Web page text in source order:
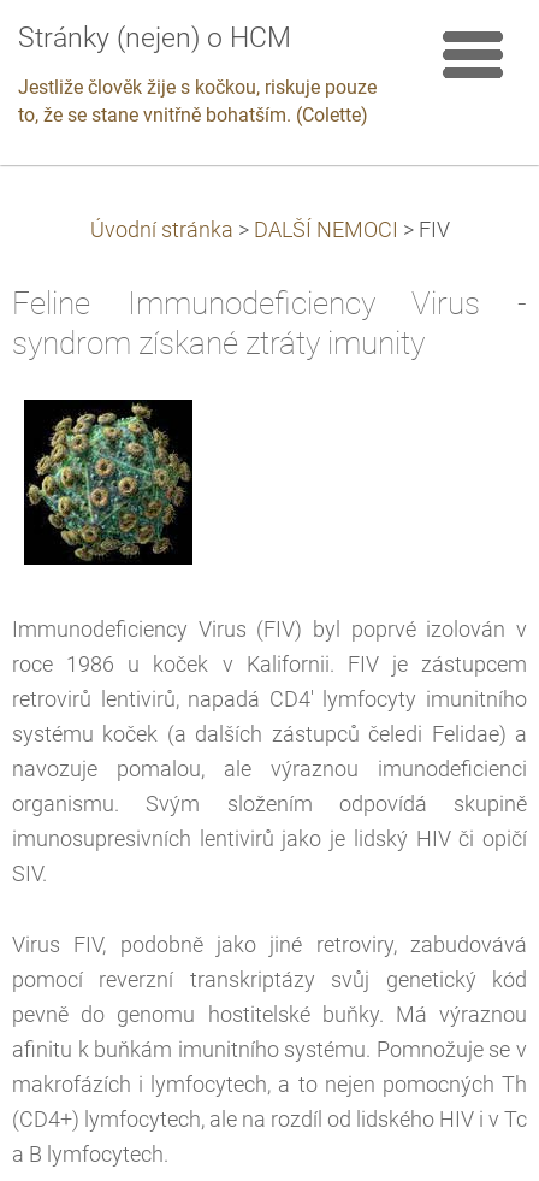
Stránky (nejen) o HCM
Jestliže člověk žije s kočkou, riskuje pouze
to, že se stane vnitřně bohatším. (Colette)
Úvodní stránka > DALŠÍ NEMOCI > FIV
Feline Immunodeficiency Virus -
syndrom získané ztráty imunity
Immunodeficiency Virus (FIV) byl poprvé izolován v
roce 1986 u koček v Kalifornii. FIV je zástupcem
retrovirů lentivirů, napadá CD4' lymfocyty imunitního
systému koček (a dalších zástupců čeledi Felidae) a
navozuje pomalou, ale výraznou imunodeficienci
organismu. Svým složením odpovídá skupině
imunosupresivních lentivirů jako je lidský HIV či opičí
SIV.
Virus FIV, podobně jako jiné retroviry, zabudovává
pomocí reverzní transkriptázy svůj genetický kód
pevně do genomu hostitelské buňky. Má výraznou
afinitu k buňkám imunitního systému. Pomnožuje se v
makrofázích i lymfocytech, a to nejen pomocných Th
(CD4+) lymfocytech, ale na rozdíl od lidského HIV i v Tc
a B lymfocytech.